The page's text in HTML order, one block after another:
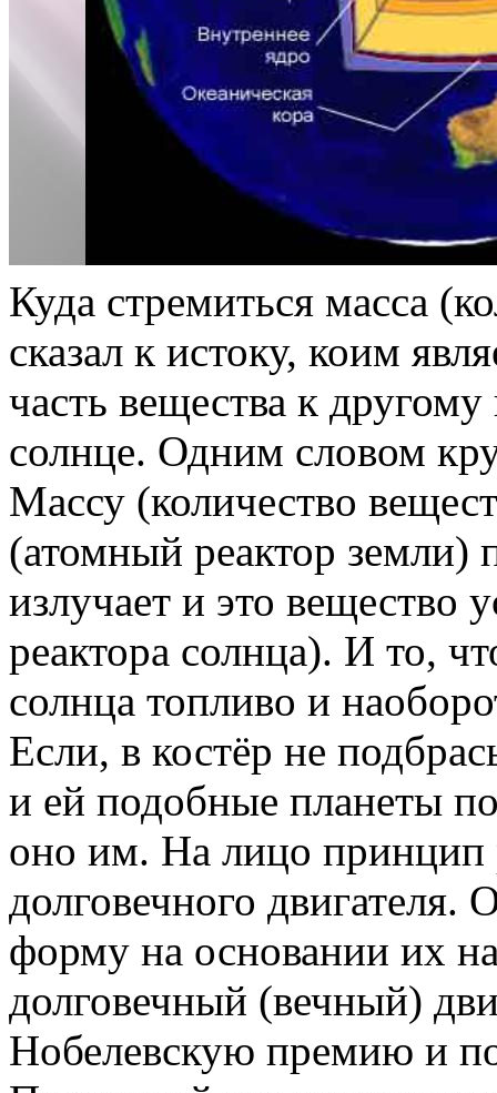
Куда стремиться масса
сказал к истоку, коим
часть вещества к
солнце. Одним словом
Массу (количество
(атомный реактор земли)
излучает и это вещество
реактора солнца). И то,
солнца топливо и
Если, в костёр не
и ей подобные планеты
оно им. На лицо принцип
долговечного двигателя.
форму на основании их
долговечный (вечный)
Нобелевскую премию и